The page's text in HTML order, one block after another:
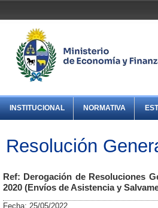
INSTITUCIONAL NORMATIVA
Resolución
Ref: Derogación de Resoluciones
2020 (Envíos de Asistencia y
Fecha: 25/05/2022